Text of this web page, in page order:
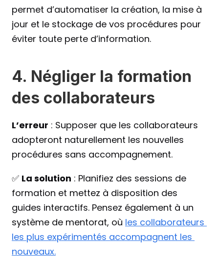
permet d’automatiser la création, la mise à
jour et le stockage de vos procédures pour
éviter toute perte d’information.
4. Négliger la formation
des collaborateurs
L’erreur : Supposer que les collaborateurs
adopteront naturellement les nouvelles
procédures sans accompagnement.
✅ La solution : Planifiez des sessions de
formation et mettez à disposition des
guides interactifs. Pensez également à un
système de mentorat, où les collaborateurs
les plus expérimentés accompagnent les
nouveaux.